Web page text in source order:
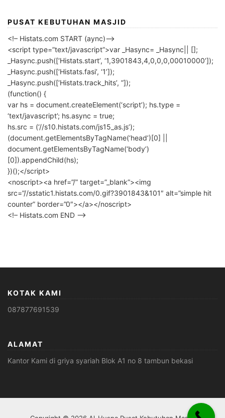
PUSAT KEBUTUHAN MASJID
<!– Histats.com START (aync)–>
<script type=”text/javascript”>var _Hasync= _Hasync|| [];
_Hasync.push([‘Histats.start’, ‘1,3901843,4,0,0,0,00010000’]);
_Hasync.push([‘Histats.fasi’, ‘1’]);
_Hasync.push([‘Histats.track_hits’, ”]);
(function() {
var hs = document.createElement(‘script’); hs.type =
‘text/javascript’; hs.async = true;
hs.src = (‘//s10.histats.com/js15_as.js’);
(document.getElementsByTagName(‘head’)[0] ||
document.getElementsByTagName(‘body’)
[0]).appendChild(hs);
})();</script>
<noscript><a href=”/” target=”_blank”><img
src=”//sstatic1.histats.com/0.gif?3901843&101″ alt=”simple hit
counter” border=”0″></a></noscript>
<!– Histats.com END –>
KOTAK KAMI
087877691539
ALAMAT
Kantor Kami di griya syariah Blok A1 no 8 tambun bekasi